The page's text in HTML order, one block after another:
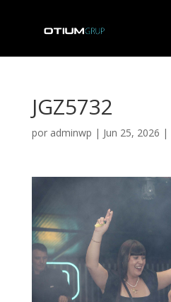
JGZ5732
por adminwp | Jun 25, 2026 |